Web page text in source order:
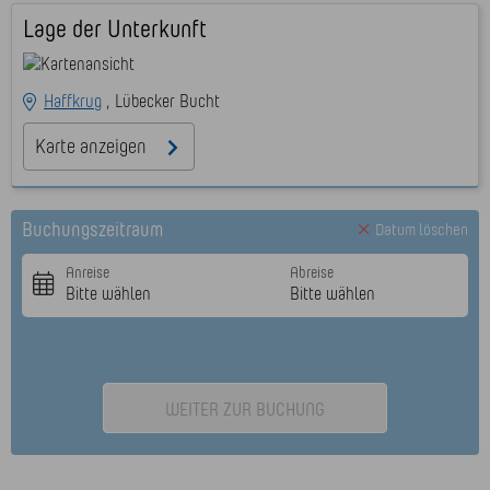
Lage der Unterkunft
Haffkrug Lübecker Bucht
Karte anzeigen
Buchungszeitraum Datum löschen